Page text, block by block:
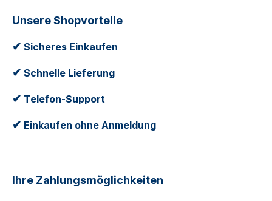
Unsere Shopvorteile
✔ Sicheres Einkaufen
✔ Schnelle Lieferung
✔ Telefon-Support
✔ Einkaufen ohne Anmeldung
Ihre Zahlungsmöglichkeiten